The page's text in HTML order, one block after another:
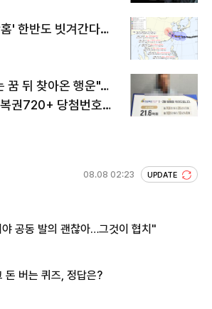
' 한반도 빗겨간다…
꿈 뒤 찾아온 행운"…
권720+ 당첨번호조
08.08 02:23 UPDATE
공동 발의 괜찮아…그것이 협치"
돈 버는 퀴즈, 정답은?